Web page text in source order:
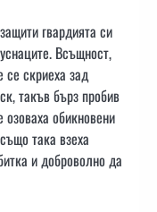
гвардията си
Всъщност,
се скриеха зад
такъв бърз пробив
обикновени
така взеха
и доброволно да